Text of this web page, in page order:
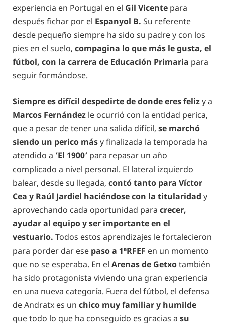
experiencia en Portugal en el Gil Vicente para
después fichar por el Espanyol B. Su referente
desde pequeño siempre ha sido su padre y con los
pies en el suelo, compagina lo que más le gusta, el
fútbol, con la carrera de Educación Primaria para
seguir formándose.
Siempre es difícil despedirte de donde eres felizy a
Marcos Fernández le ocurrió con la entidad perica,
que a pesar de tener una salida difícil, se marchó
siendo un perico másy finalizada la temporada ha
atendido a ‘El 1900’ para repasar un año
complicado a nivel personal. El lateral izquierdo
balear, desde su llegada, contó tanto para Víctor
Cea y Raúl Jardiel haciéndose con la titularidad y
aprovechando cada oportunidad para crecer,
ayudar al equipo y ser importante en el
vestuario. Todos estos aprendizajes le fortalecieron
para porder dar ese paso a 1ªRFEF en un momento
que no se esperaba. En el Arenas de Getxotambién
ha sido protagonista viviendo una gran experiencia
en una nueva categoría. Fuera del fútbol, el defensa
de Andratx es un chico muy familiar y humilde
que todo lo que ha conseguido es gracias a su